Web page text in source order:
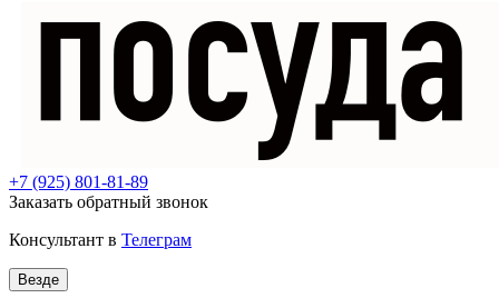
+7 (925) 801-81-89
Заказать обратный звонок
Консультант в Телеграм
Везде